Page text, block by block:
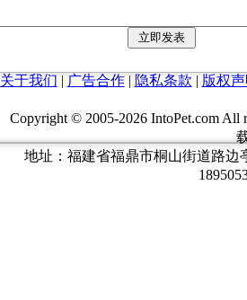
关于我们 | 广告合作| 隐私条款 | 版权
Copyright © 2005-2026 IntoPet.com
地址：福建省福鼎市桐山街道路边